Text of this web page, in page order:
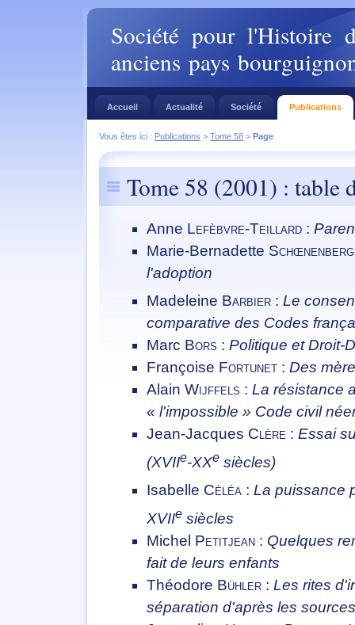
Société pour l'Histoire
anciens pays
Accueil Actualité Société Publications
Vous êtes ici : Publications > Tome 58 > Page
Tome 58 (2001) : table
Anne Lefèbvre-Teillard :
Marie-Bernadette
l'adoption
Madeleine Barbier : Le
comparative des Codes
Marc Bors : Politique et Droit-
Françoise Fortunet : Des
Alain Wijffels : La résistance
« l'impossible » Code civil
Jean-Jacques Clère : Essai
(XVIIe-XXe siècles)
Isabelle Céléa : La puissance
XVIIe siècles
Michel Petitjean : Quelques
fait de leurs enfants
Théodore Bühler : Les rites
séparation d'après les